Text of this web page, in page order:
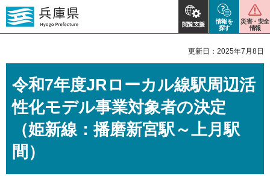
閲覧支援
情報を
探す
災害・安全
情報
更新日：2025年7月8日
令和7年度JRローカル線駅周辺活
性化モデル事業対象者の決定
（姫新線：播磨新宮駅～上月駅
間）